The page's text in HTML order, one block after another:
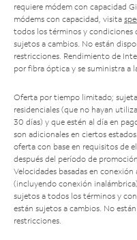
requiere módem con capacidad
módems con capacidad, visita
todos los términos y condiciones
sujetos a cambios. No están
restricciones. Rendimiento de
por fibra óptica y se suministra a
Oferta por tiempo limitado;
residenciales (que no hayan
30 días) y que estén al día en
son adicionales en ciertos
oferta con base en requisitos de
después del período de
Velocidades basadas en conexión
(incluyendo conexión
sujetos a todos los términos y
están sujetos a cambios. No
restricciones.